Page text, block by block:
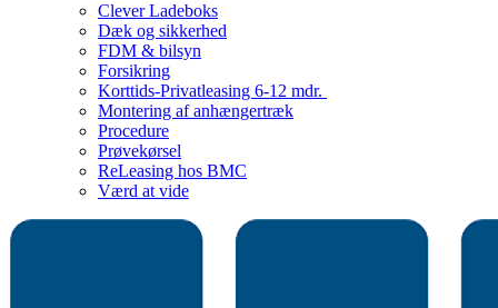
Clever Ladeboks
Dæk og sikkerhed
FDM & bilsyn
Forsikring
Korttids-Privatleasing 6-12 mdr.
Montering af anhængertræk
Procedure
Prøvekørsel
ReLeasing hos BMC
Værd at vide